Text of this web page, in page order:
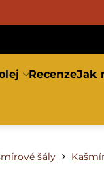
RecenzeJak
šály